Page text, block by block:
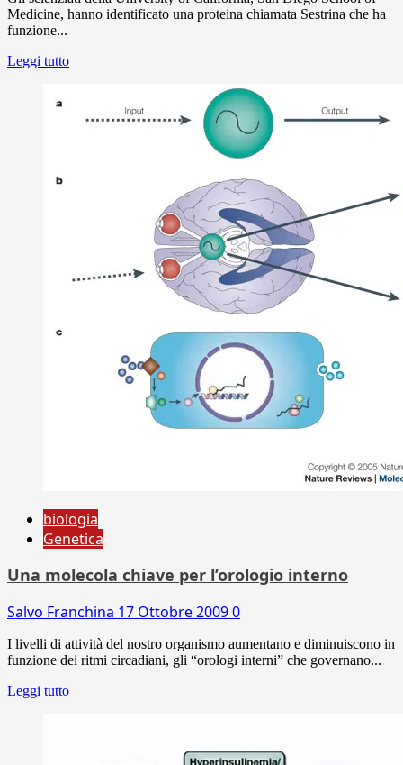
Medicine, hanno identificato una proteina chiamata Sestrina che ha
funzione...
Leggi tutto
biologia
Genetica
Una molecola chiave per l’orologio interno
Salvo Franchina 17 Ottobre 20090
I livelli di attività del nostro organismo aumentano e diminuiscono in
funzione dei ritmi circadiani, gli “orologi interni” che governano...
Leggi tutto